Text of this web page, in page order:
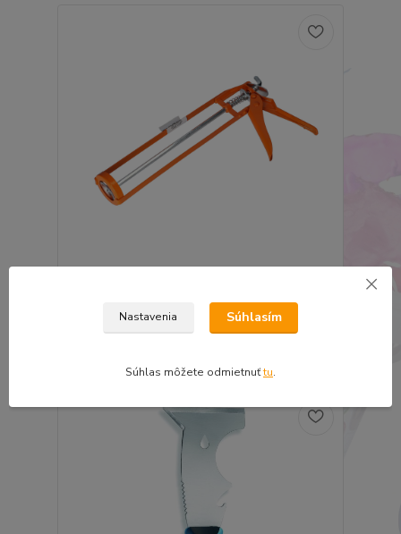
Nastavenia Súhlasím
Súhlas môžete odmietnuťtu.